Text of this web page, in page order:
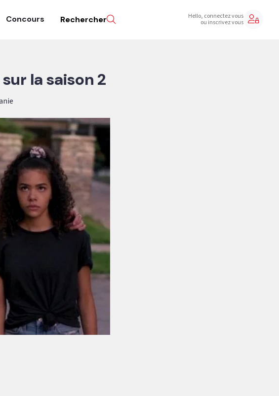
Concours Rechercher Hello, connectez vous
ou inscrivez vous
la saison 2